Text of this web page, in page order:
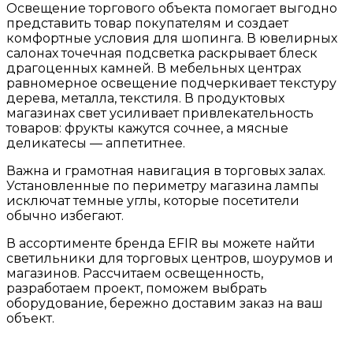
Освещение торгового объекта помогает выгодно
представить товар покупателям и создает
комфортные условия для шопинга. В ювелирных
салонах точечная подсветка раскрывает блеск
драгоценных камней. В мебельных центрах
равномерное освещение подчеркивает текстуру
дерева, металла, текстиля. В продуктовых
магазинах свет усиливает привлекательность
товаров: фрукты кажутся сочнее, а мясные
деликатесы — аппетитнее.
Важна и грамотная навигация в торговых залах.
Установленные по периметру магазина лампы
исключат темные углы, которые посетители
обычно избегают.
В ассортименте бренда EFIR вы можете найти
светильники для торговых центров, шоурумов и
магазинов. Рассчитаем освещенность,
разработаем проект, поможем выбрать
оборудование, бережно доставим заказ на ваш
объект.